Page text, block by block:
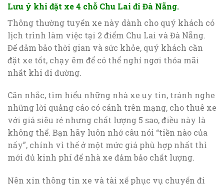
Lưu ý khi đặt xe 4 chỗ Chu Lai đi Đà Nẵng.
Thông thường tuyến xe này dành cho quý khách có
lịch trình làm việc tại 2 điểm Chu Lai và Đà Nẵng.
Để đảm bảo thời gian và sức khỏe, quý khách cần
đặt xe tốt, chạy êm để có thể nghỉ ngơi thỏa mãi
nhất khi đi đường.
Cân nhắc, tìm hiểu những nhà xe uy tín, tránh nghe
những lời quảng cáo có cánh trên mạng, cho thuê xe
với giá siêu rẻ nhưng chất lượng 5 sao, điều này là
không thể. Bạn hãy luôn nhớ câu nói “tiền nào của
nấy”, chính vì thế ở một mức giá phù hợp nhất thì
mới đủ kinh phí để nhà xe đảm bảo chất lượng.
Nên xin thông tin xe và tài xế phục vụ chuyến đi